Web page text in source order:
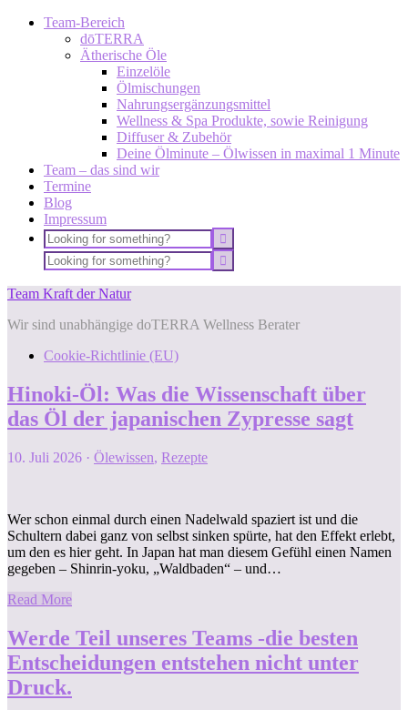
Team-Bereich
dōTERRA
Ätherische Öle
Einzelöle
Ölmischungen
Nahrungsergänzungsmittel
Wellness & Spa Produkte, sowie Reinigung
Diffuser & Zubehör
Deine Ölminute – Ölwissen in maximal 1 Minute
Team – das sind wir
Termine
Blog
Impressum
Team Kraft der Natur
Wir sind unabhängige doTERRA Wellness Berater
Cookie-Richtlinie (EU)
Hinoki-Öl: Was die Wissenschaft über
das Öl der japanischen Zypresse sagt
10. Juli 2026 · Ölewissen, Rezepte
Wer schon einmal durch einen Nadelwald spaziert ist und die
Schultern dabei ganz von selbst sinken spürte, hat den Effekt erlebt,
um den es hier geht. In Japan hat man diesem Gefühl einen Namen
gegeben – Shinrin-yoku, „Waldbaden“ – und…
Read More
Werde Teil unseres Teams -die besten
Entscheidungen entstehen nicht unter
Druck.